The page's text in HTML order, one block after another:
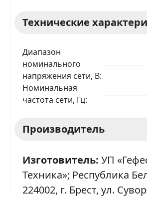
Технические
Диапазон
номинального
напряжения сети, В
Номинальная
частота сети, Гц
Производитель
Изготовитель: УП
Техника»; Республика
224002, г. Брест, ул.